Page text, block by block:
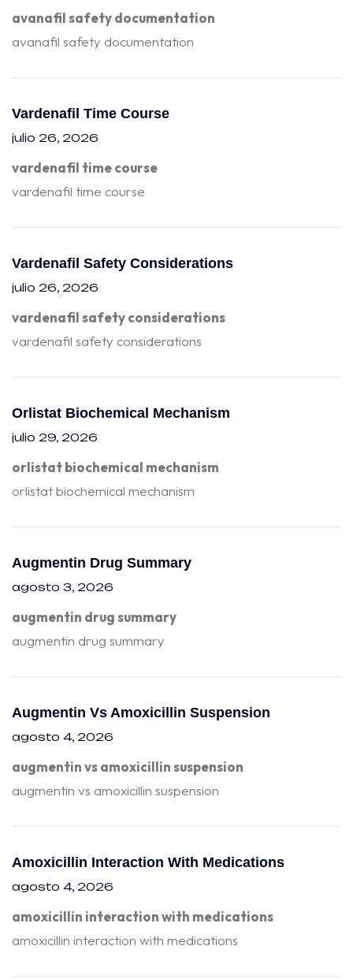
avanafil safety documentation
avanafil safety documentation
Vardenafil Time Course
julio 26, 2026
vardenafil time course
vardenafil time course
Vardenafil Safety Considerations
julio 26, 2026
vardenafil safety considerations
vardenafil safety considerations
Orlistat Biochemical Mechanism
julio 29, 2026
orlistat biochemical mechanism
orlistat biochemical mechanism
Augmentin Drug Summary
agosto 3, 2026
augmentin drug summary
augmentin drug summary
Augmentin Vs Amoxicillin Suspension
agosto 4, 2026
augmentin vs amoxicillin suspension
augmentin vs amoxicillin suspension
Amoxicillin Interaction With Medications
agosto 4, 2026
amoxicillin interaction with medications
amoxicillin interaction with medications